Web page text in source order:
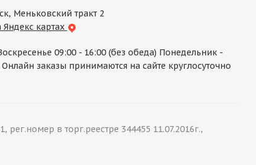
Меньковский тракт 2
картах
09:00 - 16:00 (без обеда) Понедельник -
заказы принимаются на сайте круглосуточно
в торг.реестре 344455 11.07.2016г.,